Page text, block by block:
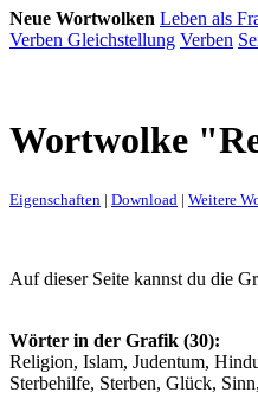
Neue Wortwolken Leben als
Verben Gleichstellung Verben
Wortwolke
Eigenschaften | Download | Weitere
Auf dieser Seite kannst du die
Wörter in der Grafik (30):
Religion, Islam, Judentum,
Sterbehilfe, Sterben, Glück,